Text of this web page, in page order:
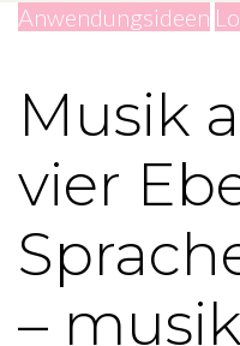
Anwendungsideen
Musik
vier
–